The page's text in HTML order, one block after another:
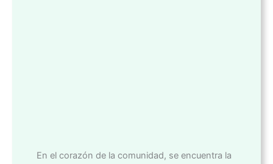
En el corazón de la comunidad, se encuentra la